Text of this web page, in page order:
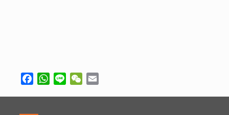
FacebookWhatsApp
Line WeChat